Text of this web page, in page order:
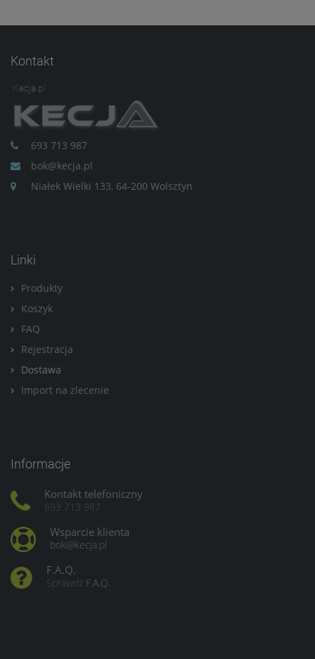
Kontakt
Kecja.pl
693 713 987
bok@kecja.pl
Niałek Wielki 133, 64-200 Wolsztyn
Linki
Produkty
Koszyk
FAQ
Rejestracja
Dostawa
Import na zlecenie
Informacje
Kontakt telefoniczny
693 713 987
Wsparcie klienta
bok@kecja.pl
F.A.Q.
Sprawdź F.A.Q.